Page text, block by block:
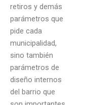
retiros y demás
parámetros que
pide cada
municipalidad,
sino también
parámetros de
diseño internos
del barrio que